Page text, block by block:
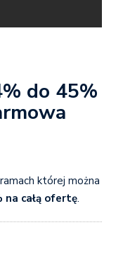
do 45%
której można
całą ofertę.